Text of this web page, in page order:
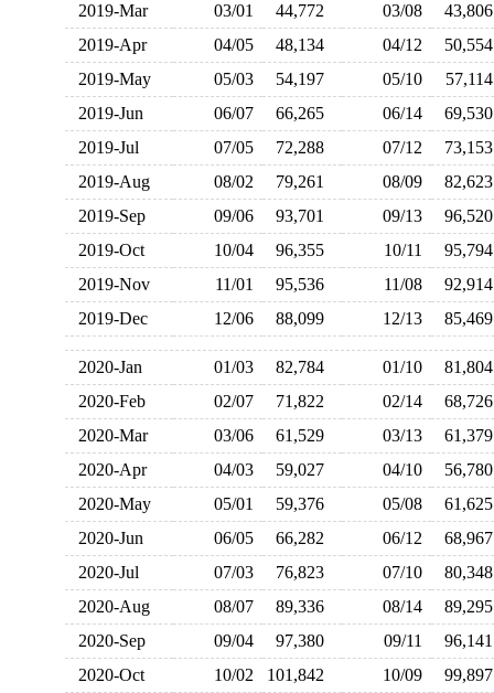
2019-Mar
03/01 44,772 03/08
2019-Apr
04/05 48,134 04/12
2019-May
05/03 54,197 05/10
2019-Jun
06/07 66,265 06/14
2019-Jul
07/05 72,288 07/12
2019-Aug
08/02 79,261 08/09
2019-Sep
09/06 93,701 09/13
2019-Oct
10/04 96,355 10/11
2019-Nov
11/01 95,536 11/08
2019-Dec
12/06 88,099 12/13
2020-Jan 01/03 82,784 01/10
2020-Feb
02/07 71,822 02/14
2020-Mar
03/06 61,529 03/13
2020-Apr
04/03 59,027 04/10
2020-May
05/01 59,376 05/08
2020-Jun
06/05 66,282 06/12
2020-Jul
07/03 76,823 07/10
2020-Aug
08/07 89,336 08/14
2020-Sep
09/04 97,380 09/11
2020-Oct
10/02 101,842 10/09